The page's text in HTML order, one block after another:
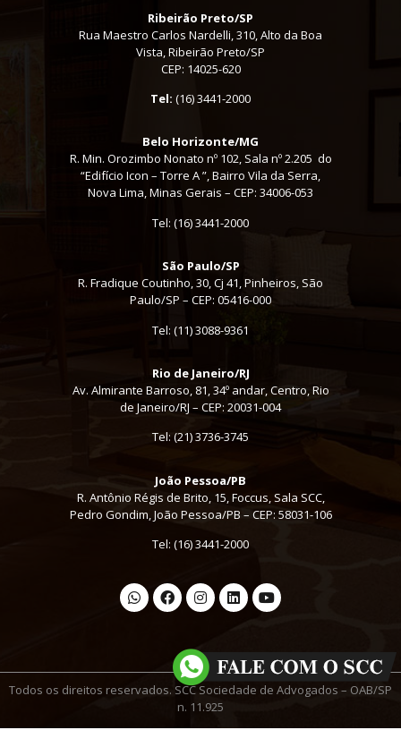
Ribeirão Preto/SP
Rua Maestro Carlos Nardelli, 310, Alto da Boa
Vista, Ribeirão Preto/SP
CEP: 14025-620
Tel: (16) 3441-2000
Belo Horizonte/MG
R. Min. Orozimbo Nonato nº 102, Sala nº 2.205 do
“Edifício Icon – Torre A ”, Bairro Vila da Serra,
Nova Lima, Minas Gerais – CEP: 34006-053
Tel: (16) 3441-2000
São Paulo/SP
R. Fradique Coutinho, 30, Cj 41, Pinheiros, São
Paulo/SP – CEP: 05416-000
Tel: (11) 3088-9361
Rio de Janeiro/RJ
Av. Almirante Barroso, 81, 34º andar, Centro, Rio
de Janeiro/RJ – CEP: 20031-004
Tel: (21) 3736-3745
João Pessoa/PB
R. Antônio Régis de Brito, 15, Foccus, Sala SCC,
Pedro Gondim, João Pessoa/PB – CEP: 58031-106
Tel: (16) 3441-2000
Todos os direitos reservados. SCC Sociedade de Advogados – OAB/SP
n. 11.925